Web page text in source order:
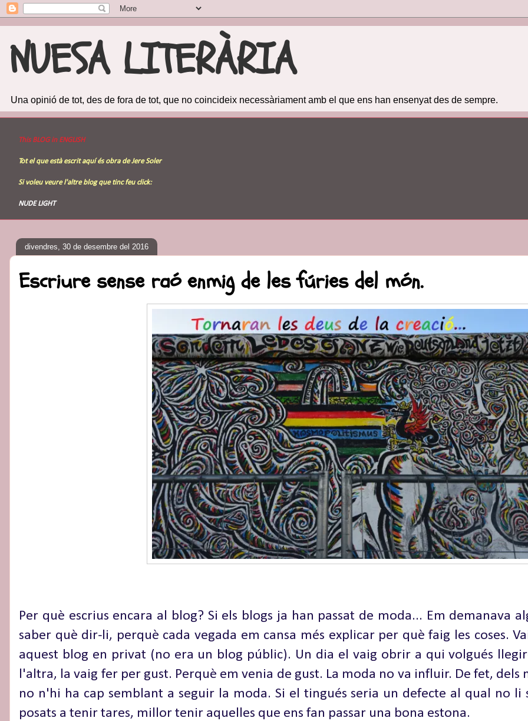
NUESA LITERÀRIA
Una opinió de tot, des de fora de tot, que no coincideix necessàriament amb el que ens han ensenyat des de sempre.
This BLOG in ENGLISH
Tot el que està escrit aquí és obra de Jere Soler
Si voleu veure l'altreblogque tinc feu click:
NUDE LIGHT
divendres, 30 de desembre del 2016
Escriure sense raó enmig de les fúries del món.
Per què escrius encara al blog? Si els blogs ja han passat de moda... Em demanava
saber què dir-li, perquè cada vegada em cansa més explicar per què faig les coses.
aquest blog en privat (no era un blog públic). Un dia el vaig obrir a qui volgués
l'altra, la vaig fer per gust. Perquè em venia de gust. La moda no va influir. De fet, dels
no n'hi ha cap semblant a seguir la moda. Si el tingués seria un defecte al qual no li
posats a tenir tares, millor tenir aquelles que ens fan passar una bona estona.